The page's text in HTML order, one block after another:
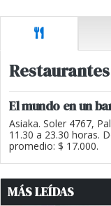
Restaurantes
El mundo en un
Asiaka. Soler 4767,
11.30 a 23.30 horas.
promedio: $ 17.000.
MÁS LEÍDAS